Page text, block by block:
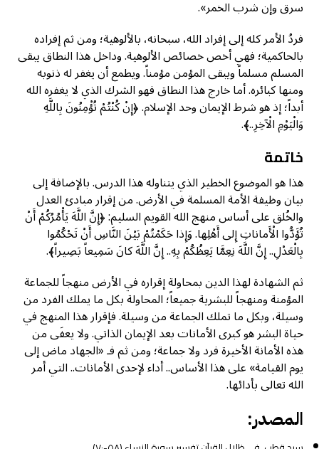
سرق وإن شرب الخمر».
فردُ الأمر كله إلى إفراد الله، سبحانه، بالألوهية؛ ومن ثم إفراده
بالحاكمية؛ فهي أخص خصائص الألوهية. وداخل هذا النطاق يبقى
المسلم مسلماً ويبقى المؤمن مؤمناً. ويطمع أن يغفر له ذنوبه
ومنها كبائره. أما خارج هذا النطاق فهو الشرك الذي لا يغفره الله
أبداً؛ إذ هو شرط الإيمان وحد الإسلام. ﴿إِنْ كُنْتُمْ تُؤْمِنُونَ بِاللَّهِ
وَالْيَوْمِ الْآخِرِ..﴾.
خاتمة
هذا هو الموضوع الخطير الذي يتناوله هذا الدرس. بالإضافة إلى
بيان وظيفة الأمة المسلمة في الأرض. من إقرار مبادئ العدل
والخُلق على أساس منهج الله القويم السليم: ﴿إِنَّ اللَّهَ يَأْمُرُكُمْ أَنْ
تُؤَدُّوا الْأَماناتِ إِلى أَهْلِها. وَإِذا حَكَمْتُمْ بَيْنَ النَّاسِ أَنْ تَحْكُمُوا
بِالْعَدْلِ.. إِنَّ اللَّهَ نِعِمَّا يَعِظُكُمْ بِهِ.. إِنَّ اللَّهَ كانَ سَمِيعاً بَصِيراً﴾.
ثم الشهادة لهذا الدين بمحاولة إقراره في الأرض منهجاً للجماعة
المؤمنة ومنهجاً للبشرية جميعاً؛ المحاولة بكل ما يملك الفرد من
وسيلة، وبكل ما تملك الجماعة من وسيلة. فإقرار هذا المنهج في
حياة البشر هو كبرى الأمانات بعد الإيمان الذاتي. ولا يعفَى من
هذه الأمانة الأخيرة فرد ولا جماعة؛ ومن ثم فـ «الجهاد ماض إلى
يوم القيامة» على هذا الأساس.. أداء لإحدى الأمانات.. التي أمر
الله تعالى بأدائها.
المصدر: